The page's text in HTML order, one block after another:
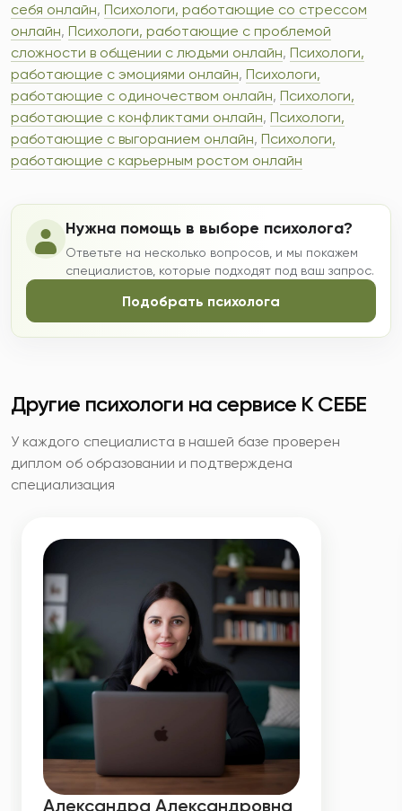
себя онлайн, Психологи, работающие со стрессом
онлайн, Психологи, работающие с проблемой
сложности в общении с людьми онлайн, Психологи,
работающие с эмоциями онлайн, Психологи,
работающие с одиночеством онлайн, Психологи,
работающие с конфликтами онлайн, Психологи,
работающие с выгоранием онлайн, Психологи,
работающие с карьерным ростом онлайн
Нужна помощь в выборе психолога?
Ответьте на несколько вопросов, и мы покажем
специалистов, которые подходят под ваш запрос.
Подобрать психолога
Другие психологи на сервисе К СЕБЕ
У каждого специалиста в нашей базе проверен
диплом об образовании и подтверждена
специализация
Александра Александровна